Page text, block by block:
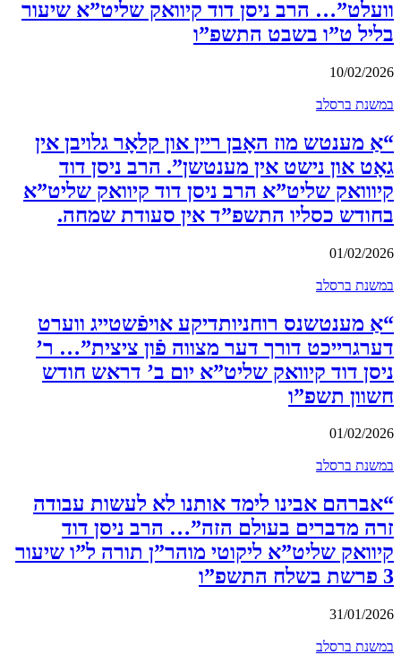
וועלט”… הרב ניסן דוד קיוואק שליט”א שיעור
בליל ט”ו בשבט התשפ”ו
10/02/2026
במשנת ברסלב
“אַ מענטש מוז האָבן ריין און קלאָר גלויבן אין
גאָט און נישט אין מענטשן”. הרב ניסן דוד
קיווואק שליט”א הרב ניסן דוד קיוואק שליט”א
בחודש כסליו התשפ”ד אין סעודת שמחה.
01/02/2026
במשנת ברסלב
“אַ מענטשנס רוחניותדיקע אויפֿשטייג ווערט
דערגרייכט דורך דער מצווה פֿון ציצית”… ר’
ניסן דוד קיוואק שליט”א יום ב’ דראש חודש
חשוון תשפ”ו
01/02/2026
במשנת ברסלב
“אברהם אבינו לימד אותנו לא לעשות עבודה
זרה מדברים בעולם הזה”… הרב ניסן דוד
קיוואק שליט”א ליקוטי מוהר”ן תורה ל”ו שיעור
3 פרשת בשלח התשפ”ו
31/01/2026
במשנת ברסלב